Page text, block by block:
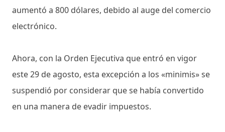
aumentó a 800 dólares, debido al auge del comercio
electrónico.
Ahora, con la Orden Ejecutiva que entró en vigor
este 29 de agosto, esta excepción a los «minimis» se
suspendió por considerar que se había convertido
en una manera de evadir impuestos.